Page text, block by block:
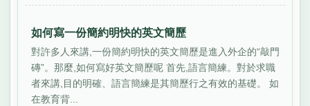
如何寫一份簡約明快的英文簡歷
對許多人來講,一份簡約明快的英文簡歷是進入外企的“敲門
磚”。那麼,如何寫好英文簡歷呢 首先,語言簡練。對於求職
者來講,目的明確、語言簡練是其簡歷行之有效的基礎。 如
在教育背...